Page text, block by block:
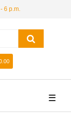
6 p.m.
☰